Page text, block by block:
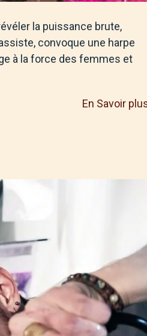
la puissance brute,
convoque une harpe
à la force des femmes et
En Savoir